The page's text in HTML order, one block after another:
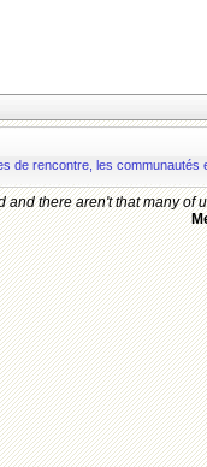
de rencontre, les communautés
and there aren't that many of